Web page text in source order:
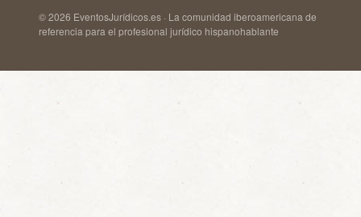
© 2026 EventosJurídicos.es · La comunidad iberoamericana de
referencia para el profesional jurídico hispanohablante